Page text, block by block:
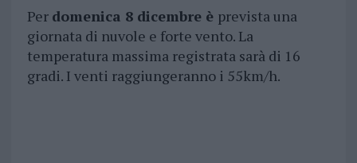
Per domenica 8 dicembre è prevista una
giornata di nuvole e forte vento. La
temperatura massima registrata sarà di 16
gradi. I venti raggiungeranno i 55km/h.